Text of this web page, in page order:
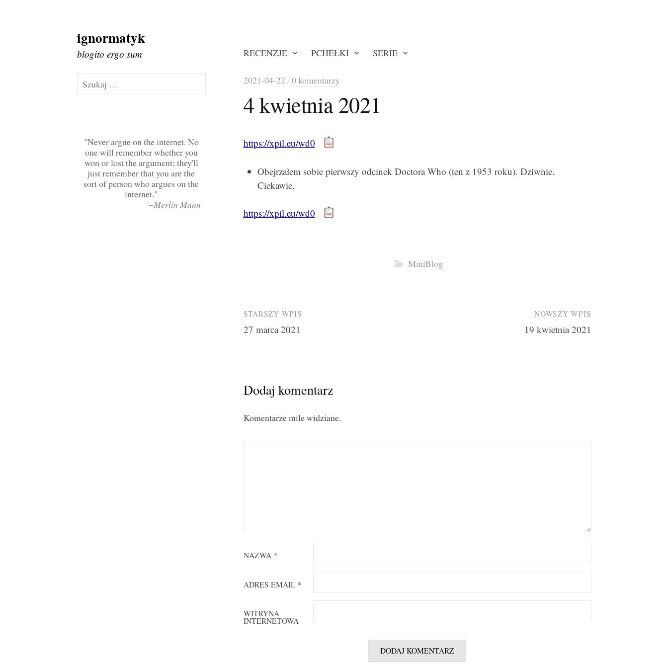
Skip
to
content
ignormatyk
blogito ergo sum RECENZJE PCHEŁKI SERIE
2021-04-22 /0 komentarzy
4 kwietnia 2021
https://xpil.eu/wd0
Obejrzałem sobie pierwszy odcinek Doctora Who (ten z 1953 roku). Dziwnie.
Ciekawie.
https://xpil.eu/wd0
MiniBlog
Post
STARSZY WPIS
27 marca 2021
NOWSZY WPIS
19 kwietnia 2021
Dodaj komentarz
Komentarze mile widziane.
NAZWA *
ADRES EMAIL *
WITRYNA
INTERNETOWA
Szukaj:
Never argue on the internet. No
one will remember whether you
won or lost the argument; they'll
just remember that you are the
sort of person who argues on the
internet.
~Merlin Mann